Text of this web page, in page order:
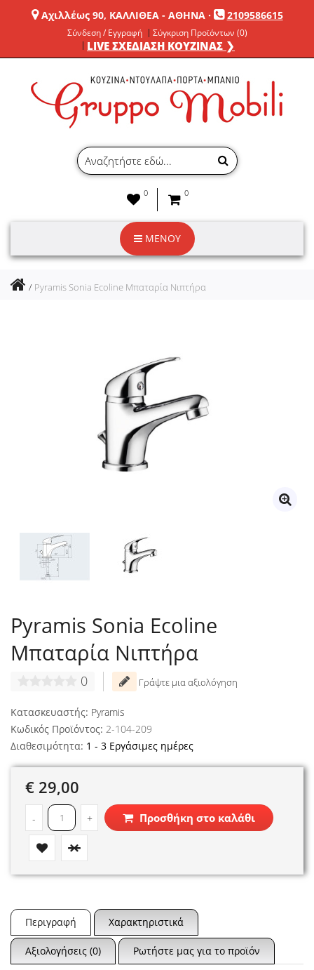
Αχιλλέως 90, ΚΑΛΛΙΘΕΑ - ΑΘΗΝΑ· 2109586615
Σύνδεση / Εγγραφή Σύγκριση Προϊόντων (0)
LIVE ΣΧΕΔΙΑΣΗ ΚΟΥΖΙΝΑΣ ❯
0 0
ΜΕΝΟΥ
Pyramis Sonia Ecoline Μπαταρία Νιπτήρα
Pyramis Sonia Ecoline
Μπαταρία Νιπτήρα
0 Γράψτε μια αξιολόγηση
Κατασκευαστής: Pyramis
Κωδικός Προϊόντος: 2-104-209
Διαθεσιμότητα: 1 - 3 Εργάσιμες ημέρες
€ 29,00
- + Προσθήκη στο καλάθι
Περιγραφή Χαρακτηριστικά
Αξιολογήσεις (0) Ρωτήστε μας για το προϊόν